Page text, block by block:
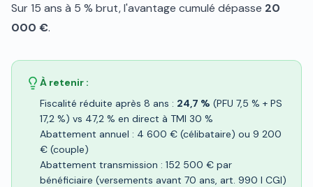
Sur 15 ans à 5 % brut, l'avantage cumulé dépasse 20
000 €.
À retenir :
Fiscalité réduite après 8 ans : 24,7 % (PFU 7,5 % + PS
17,2 %) vs 47,2 % en direct à TMI 30 %
Abattement annuel : 4 600 € (célibataire) ou 9 200
€ (couple)
Abattement transmission : 152 500 € par
bénéficiaire (versements avant 70 ans, art. 990 I CGI)